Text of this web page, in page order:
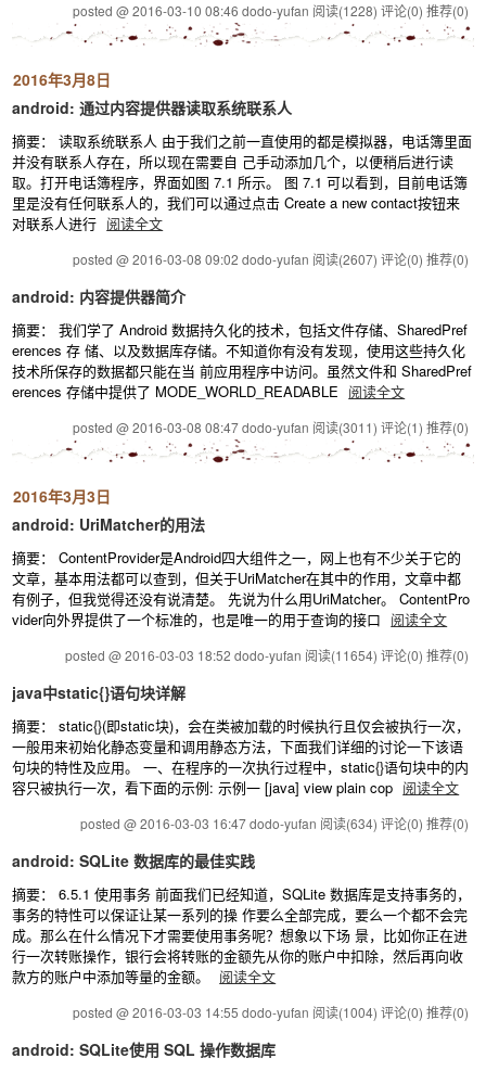
posted @ 2016-03-10 08:46 dodo-yufan 阅读(1228) 评论(0) 推荐(0)
2016年3月8日
android: 通过内容提供器读取系统联系人
摘要： 读取系统联系人 由于我们之前一直使用的都是模拟器，电话簿里面
并没有联系人存在，所以现在需要自 己手动添加几个，以便稍后进行读
取。打开电话簿程序，界面如图 7.1 所示。 图 7.1 可以看到，目前电话簿
里是没有任何联系人的，我们可以通过点击 Create a new contact按钮来
对联系人进行 阅读全文
posted @ 2016-03-08 09:02 dodo-yufan 阅读(2607) 评论(0) 推荐(0)
android: 内容提供器简介
摘要： 我们学了 Android 数据持久化的技术，包括文件存储、SharedPref
erences 存 储、以及数据库存储。不知道你有没有发现，使用这些持久化
技术所保存的数据都只能在当 前应用程序中访问。虽然文件和 SharedPref
erences 存储中提供了 MODE_WORLD_READABLE 阅读全文
posted @ 2016-03-08 08:47 dodo-yufan 阅读(3011) 评论(1) 推荐(0)
2016年3月3日
android: UriMatcher的用法
摘要： ContentProvider是Android四大组件之一，网上也有不少关于它的
文章，基本用法都可以查到，但关于UriMatcher在其中的作用，文章中都
有例子，但我觉得还没有说清楚。 先说为什么用UriMatcher。 ContentPro
vider向外界提供了一个标准的，也是唯一的用于查询的接口 阅读全文
posted @ 2016-03-03 18:52 dodo-yufan 阅读(11654) 评论(0) 推荐(0)
java中static{}语句块详解
摘要： static{}(即static块)，会在类被加载的时候执行且仅会被执行一次，
一般用来初始化静态变量和调用静态方法，下面我们详细的讨论一下该语
句块的特性及应用。 一、在程序的一次执行过程中，static{}语句块中的内
容只被执行一次，看下面的示例: 示例一 [java] view plain cop 阅读全文
posted @ 2016-03-03 16:47 dodo-yufan 阅读(634) 评论(0) 推荐(0)
android: SQLite 数据库的最佳实践
摘要： 6.5.1 使用事务 前面我们已经知道，SQLite 数据库是支持事务的，
事务的特性可以保证让某一系列的操 作要么全部完成，要么一个都不会完
成。那么在什么情况下才需要使用事务呢？想象以下场 景，比如你正在进
行一次转账操作，银行会将转账的金额先从你的账户中扣除，然后再向收
款方的账户中添加等量的金额。
阅读全文
posted @ 2016-03-03 14:55 dodo-yufan 阅读(1004) 评论(0) 推荐(0)
android: SQLite使用 SQL 操作数据库